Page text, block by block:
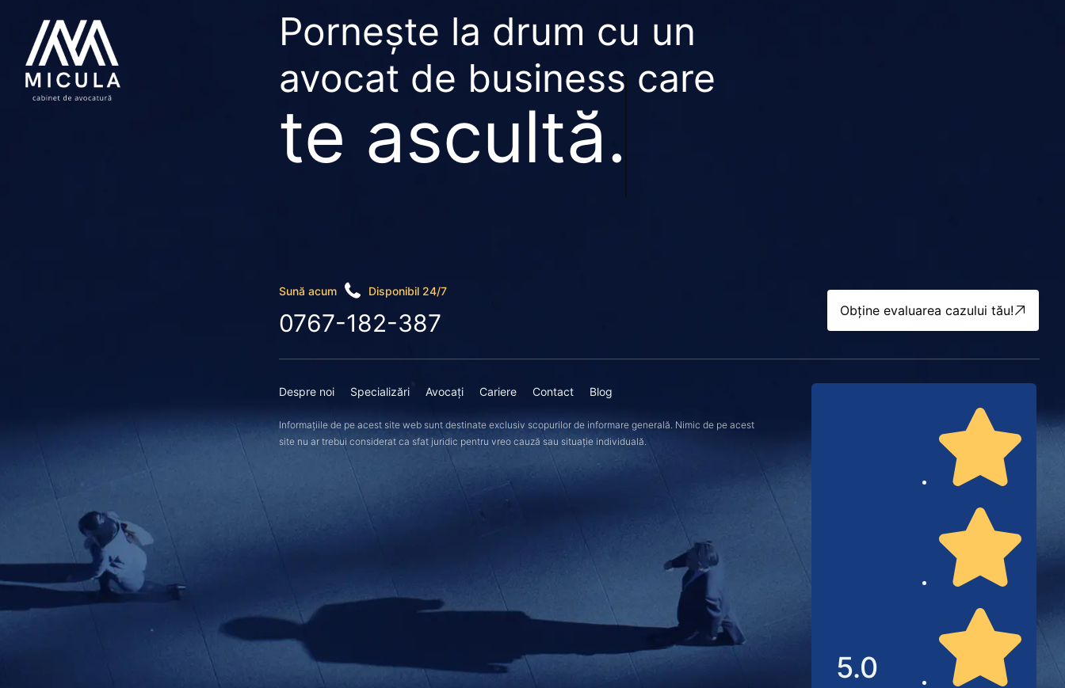
Pornește la drum cu un
avocat de business care
te ascultă.
Sună acum Disponibil 24/7
0767-182-387 Obține evaluarea cazului tău!
Despre noi Specializări Avocați Cariere Contact Blog
Informațiile de pe acest site web sunt destinate exclusiv scopurilor de informare generală. Nimic de pe acest
site nu ar trebui considerat ca sfat juridic pentru vreo cauză sau situație individuală.
5.0